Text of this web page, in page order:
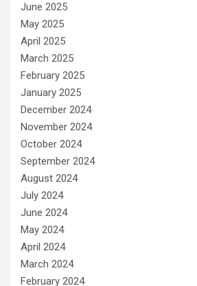
June 2025
May 2025
April 2025
March 2025
February 2025
January 2025
December 2024
November 2024
October 2024
September 2024
August 2024
July 2024
June 2024
May 2024
April 2024
March 2024
February 2024